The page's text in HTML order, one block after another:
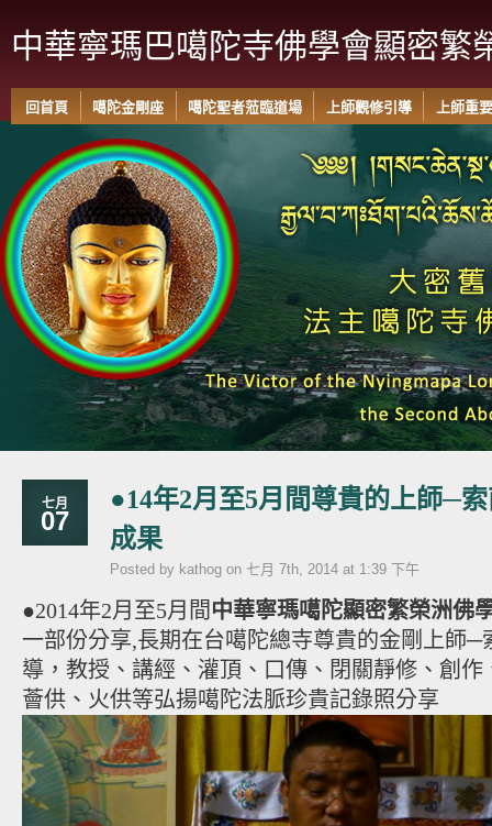
中華寧瑪巴噶陀寺佛學會顯密繁
回首頁 噶陀金剛座 噶陀聖者蒞臨道場 上師觀修引導 上師重
七月
07
●14年2月至5月間尊貴的上師─
成果
Posted by kathog on 七月 7th, 2014 at 1:39 下午
●2014年2月至5月間 中華寧瑪噶陀顯密繁榮洲佛
一部份分享,長期在台噶陀總寺尊貴的金剛上師─
導，教授、講經、灌頂、口傳、閉關靜修、創
薈供、火供等弘揚噶陀法脈珍貴記錄照分享